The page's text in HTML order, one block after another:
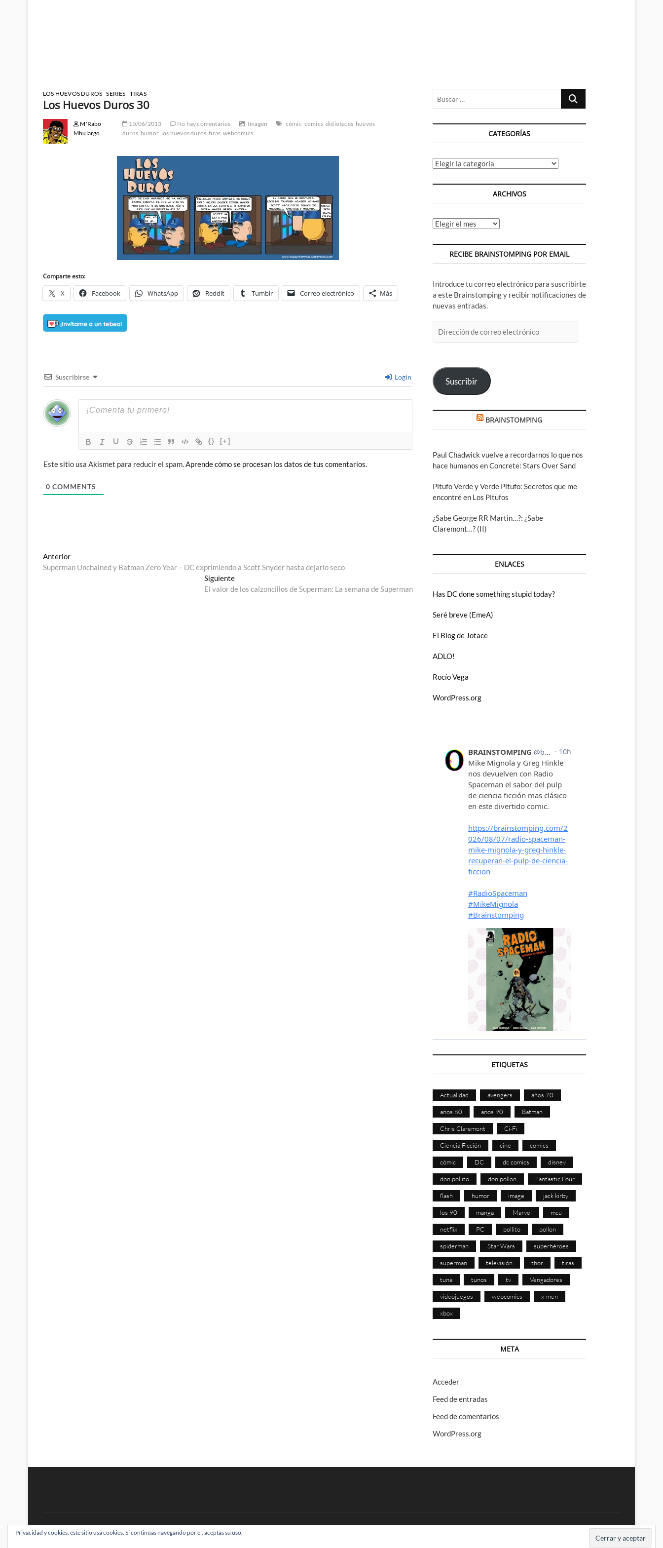
LOS HUEVOS DUROS SERIES TIRAS
Los Huevos Duros 30
M'Rabo
Mhulargo
15/06/2013 No hay comentarios Imagen cómic comics didioteces huevos
duros humor los huevos duros tiras webcomics
Comparte esto:
X Facebook WhatsApp Reddit Tumblr Correo electrónico Más
Suscribirse Login
{} [+]
Este sitio usa Akismet para reducir el spam.Aprende cómo se procesan los datos de tus comentarios.
0 COMMENTS
Navegación
de
AnteriorEntrada
anterior:
Superman Unchained y Batman Zero Year – DC exprimiendo a Scott Snyder hasta dejarlo seco
SiguienteEntrada
siguiente:
El valor de los calzoncillos de Superman: La semana de Superman
Buscar
CATEGORÍAS
Categorías
ARCHIVOS
Archivos
RECIBE BRAINSTOMPING POR EMAIL
Introduce tu correo electrónico para suscribirte
a este Brainstomping y recibir notificaciones de
nuevas entradas.
de
Suscribir
BRAINSTOMPING
Paul Chadwick vuelve a recordarnos lo que nos
hace humanos en Concrete: Stars Over Sand
Pitufo Verde y Verde Pitufo: Secretos que me
encontré en Los Pitufos
¿Sabe George RR Martin…?: ¿Sabe
Claremont…? (II)
ENLACES
Has DC done something stupid today?
Seré breve (EmeA)
El Blog de Jotace
ADLO!
Rocío Vega
WordPress.org
ETIQUETAS
Actualidad avengers años 70
años 80 años 90 Batman
Chris Claremont Ci-Fi
Ciencia Ficción cine comics
cómic DC dc comics disney
don pollito don pollon Fantastic Four
flash humor image jack kirby
los 90 manga Marvel mcu
netflix PC pollito pollon
spiderman Star Wars superhéroes
superman televisión thor tiras
tuna tunos tv Vengadores
videojuegos webcomics x-men
xbox
META
Acceder
Feed de entradas
Feed de comentarios
WordPress.org
BRAINSTOMPING| Diseñado por:Theme Freesia|WordPress| © Todos los derechos reservados
Privacidad y cookies: este sitio usa cookies. Si continúas navegando por él, aceptas su uso.